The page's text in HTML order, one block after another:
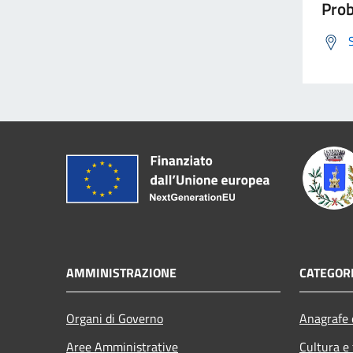
AMMINISTRAZIONE
Organi di Governo
Aree Amministrative
Cultura